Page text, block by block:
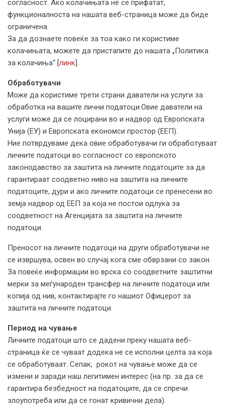
согласност. Ако колачињата не се прифатат,
функционалноста на нашата веб-страница може да биде
ограничена.
За да дознаете повеќе за тоа како ги користиме
колачињата, можете да пристапите до нашата „Политика
за колачиња“ [линк].
Обработувачи
Може да користиме трети страни даватели на услуги за
обработка на вашите лични податоци.Овие даватели на
услуги може да се лоцирани во и надвор од Европската
Унија (ЕУ) и Европската економси простор (ЕЕП).
Ние потврдуваме дека овие обработувачи ги обработуваат
личните податоци во согласност со европското
законодавство за заштита на личните податоците за да
гарантираат соодветно ниво на заштита на личните
податоците, дури и ако личните податоци се пренесени во
земја надвор од ЕЕП за која не постои одлука за
соодветност на Агенцијата за заштита на личните
податоци.
Преносот на личните податоци на други обработувачи не
се извршува, освен во случај кога сме обврзани со закон.
За повеќе информации во врска со соодветните заштитни
мерки за меѓународен трансфер на личните податоци или
копија од нив, контактирајте го нашиот Офицерот за
заштита на личните податоци.
Период на чување
Личните податоци што се дадени преку нашата веб-
страница ќе се чуваат додека не се исполни целта за која
се обработуваат. Сепак, рокот на чување може да се
измени и заради наш легитимен интерес (на пр. за да се
гарантира безбедност на податоците, да се спречи
злоупотреба или да се гонат кривични дела).